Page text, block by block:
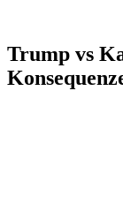
Trump vs